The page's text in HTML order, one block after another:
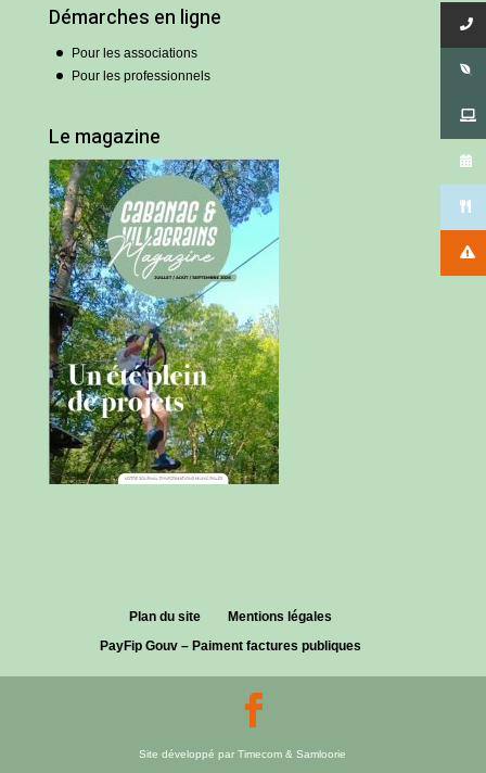
Démarches en ligne
Pour les associations
Pour les professionnels
Le magazine
Plan du site
Mentions légales
PayFip Gouv – Paiment factures publiques
Site développé par Timecom & Samloorie